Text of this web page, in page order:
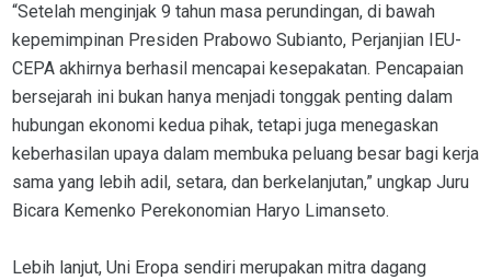
“Setelah menginjak 9 tahun masa perundingan, di bawah
kepemimpinan Presiden Prabowo Subianto, Perjanjian IEU-
CEPA akhirnya berhasil mencapai kesepakatan. Pencapaian
bersejarah ini bukan hanya menjadi tonggak penting dalam
hubungan ekonomi kedua pihak, tetapi juga menegaskan
keberhasilan upaya dalam membuka peluang besar bagi kerja
sama yang lebih adil, setara, dan berkelanjutan,” ungkap Juru
Bicara Kemenko Perekonomian Haryo Limanseto.
Lebih lanjut, Uni Eropa sendiri merupakan mitra dagang